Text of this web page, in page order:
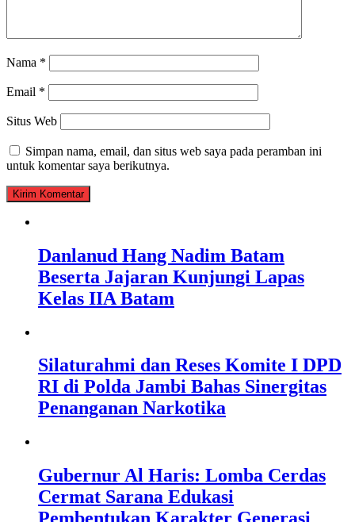
Nama *
Email *
Situs Web
Simpan nama, email, dan situs web saya pada peramban ini
untuk komentar saya berikutnya.
Danlanud Hang Nadim Batam
Beserta Jajaran Kunjungi Lapas
Kelas IIA Batam
Silaturahmi dan Reses Komite I DPD
RI di Polda Jambi Bahas Sinergitas
Penanganan Narkotika
Gubernur Al Haris: Lomba Cerdas
Cermat Sarana Edukasi